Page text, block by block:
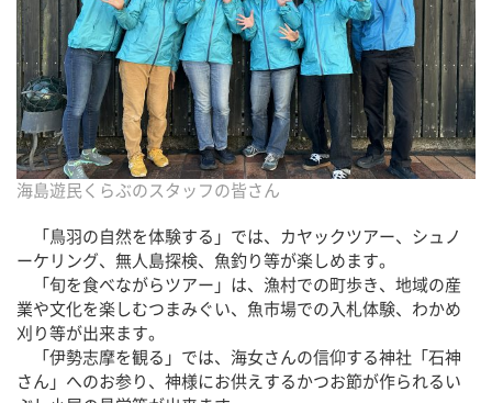
海島遊民くらぶのスタッフの皆さん
「鳥羽の自然を体験する」では、カヤックツアー、シュノ
ーケリング、無人島探検、魚釣り等が楽しめます。
「旬を食べながらツアー」は、漁村での町歩き、地域の産
業や文化を楽しむつまみぐい、魚市場での入札体験、わかめ
刈り等が出来ます。
「伊勢志摩を観る」では、海女さんの信仰する神社「石神
さん」へのお参り、神様にお供えするかつお節が作られるい